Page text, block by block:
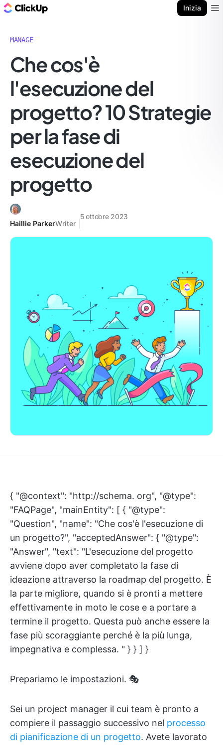
Inizia
MANAGE
Che cos'è
l'esecuzione del
progetto? 10 Strategie
per la fase di
esecuzione del
progetto
Haillie ParkerWriter
5 ottobre 2023
{ "@context": "http://schema. org", "@type":
"FAQPage", "mainEntity": [ { "@type":
"Question", "name": "Che cos'è l'esecuzione di
un progetto?", "acceptedAnswer": { "@type":
"Answer", "text": "L'esecuzione del progetto
avviene dopo aver completato la fase di
ideazione attraverso la roadmap del progetto. È
la parte migliore, quando si è pronti a mettere
effettivamente in moto le cose e a portare a
termine il progetto. Questa può anche essere la
fase più scoraggiante perché è la più lunga,
impegnativa e complessa. " } } ] }
Prepariamo le impostazioni. 🎭
Sei un project manager il cui team è pronto a
compiere il passaggio successivo nel processo
di pianificazione di un progetto. Avete lavorato